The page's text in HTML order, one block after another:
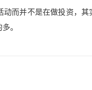
动而并不是在做投资，
。